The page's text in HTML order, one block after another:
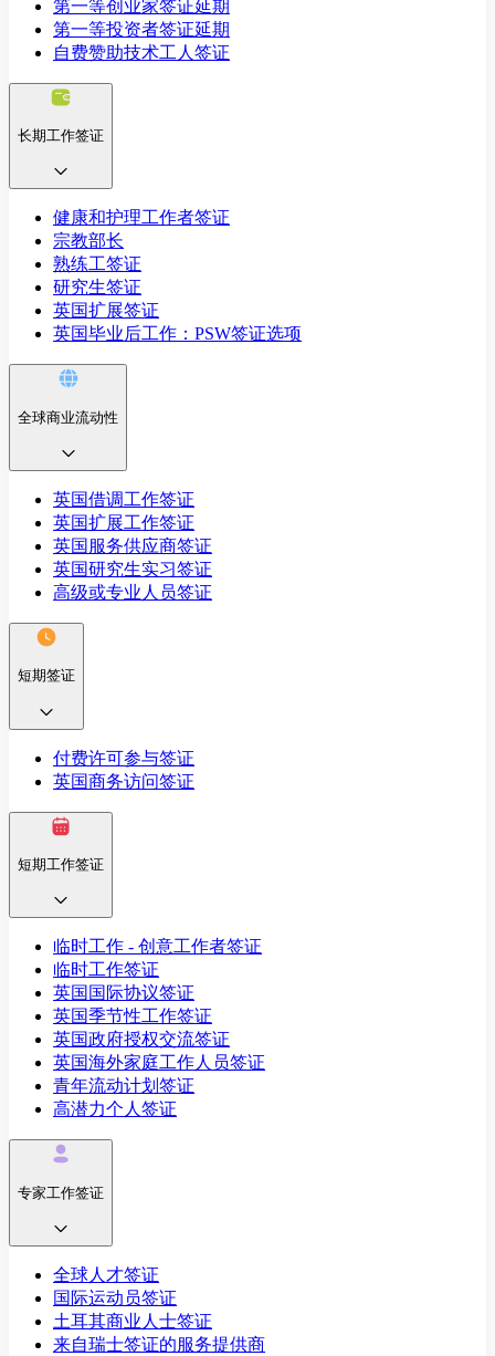
第一等创业家签证延期
第一等投资者签证延期
自费赞助技术工人签证
长期工作签证
健康和护理工作者签证
宗教部长
熟练工签证
研究生签证
英国扩展签证
英国毕业后工作：PSW签证选项
全球商业流动性
英国借调工作签证
英国扩展工作签证
英国服务供应商签证
英国研究生实习签证
高级或专业人员签证
短期签证
付费许可参与签证
英国商务访问签证
短期工作签证
临时工作 - 创意工作者签证
临时工作签证
英国国际协议签证
英国季节性工作签证
英国政府授权交流签证
英国海外家庭工作人员签证
青年流动计划签证
高潜力个人签证
专家工作签证
全球人才签证
国际运动员签证
土耳其商业人士签证
来自瑞士签证的服务提供商